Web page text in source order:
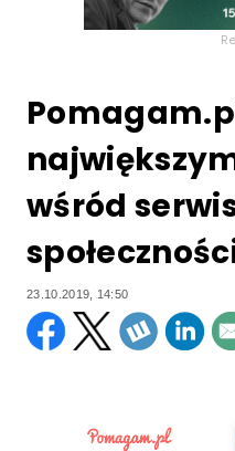
wśród
23.10.2019, 14:50